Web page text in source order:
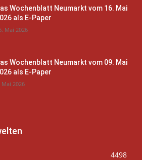
Wochenblatt Neumarkt vom 16. Mai
als E-Paper
Mai 2026
Wochenblatt Neumarkt vom 09. Mai
als E-Paper
Mai 2026
4498